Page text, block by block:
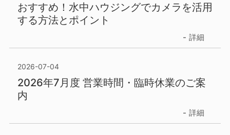
おすすめ！水中ハウジングでカメラを活用
する方法とポイント
詳細
2026-07-04
2026年7月度 営業時間・臨時休業のご案
内
詳細